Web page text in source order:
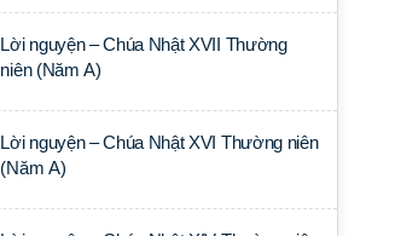
Lời nguyện – Chúa Nhật XVII Thường
niên (Năm A)
Lời nguyện – Chúa Nhật XVI Thường niên
(Năm A)